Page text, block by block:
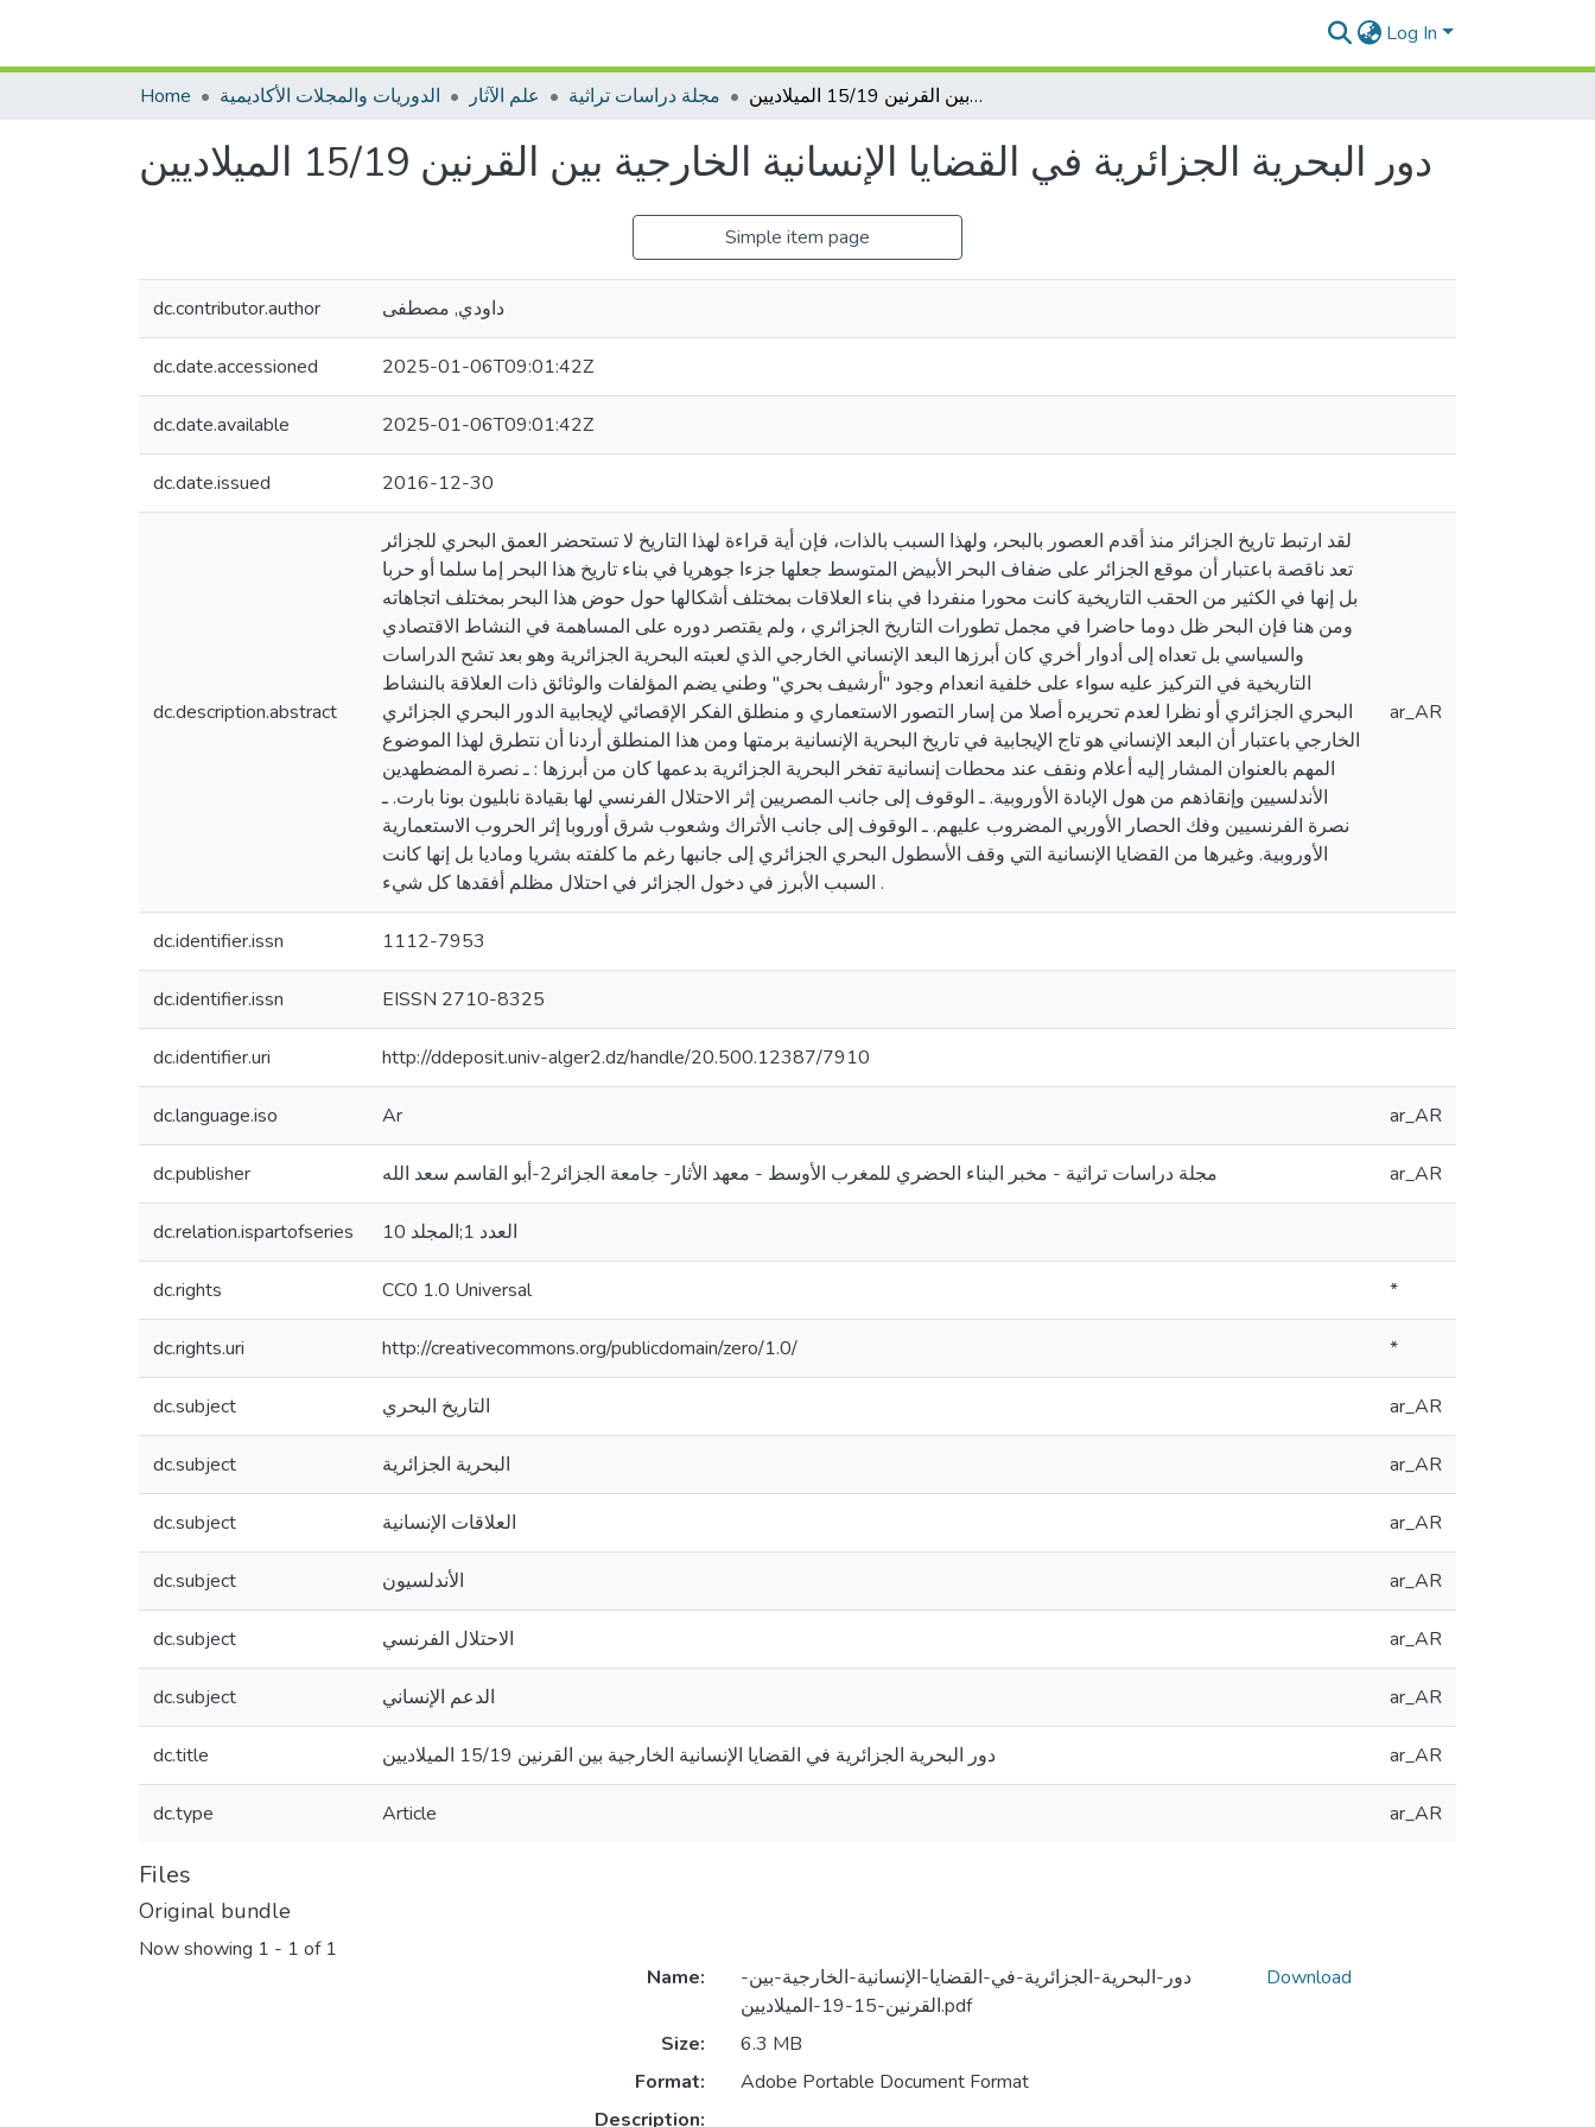
Log In
Home الدوريات والمجلات الأكاديمية علم الآثار مجلة دراسات تراثية دور البحرية الجزائرية في القضايا الإنسانية الخارجية بين القرنين 15/19 الميلاديين
دور البحرية الجزائرية في القضايا الإنسانية الخارجية بين القرنين 15/19 الميلاديين
Simple item page
dc.contributor.author داودي, مصطفى
dc.date.accessioned 2025-01-06T09:01:42Z
dc.date.available 2025-01-06T09:01:42Z
dc.date.issued 2016-12-30
dc.description.abstract
لقد ارتبط تاريخ الجزائر منذ أقدم العصور بالبحر، ولهذا السبب بالذات، فإن أية قراءة لهذا التاريخ لا تستحضر العمق البحري للجزائر
تعد ناقصة باعتبار أن موقع الجزائر على ضفاف البحر الأبيض المتوسط جعلها جزءا جوهريا في بناء تاريخ هذا البحر إما سلما أو حربا
بل إنها في الكثير من الحقب التاريخية كانت محورا منفردا في بناء العلاقات بمختلف أشكالها حول حوض هذا البحر بمختلف اتجاهاته
ومن هنا فإن البحر ظل دوما حاضرا في مجمل تطورات التاريخ الجزائري ، ولم يقتصر دوره على المساهمة في النشاط الاقتصادي
والسياسي بل تعداه إلى أدوار أخري كان أبرزها البعد الإنساني الخارجي الذي لعبته البحرية الجزائرية وهو بعد تشح الدراسات
التاريخية في التركيز عليه سواء على خلفية انعدام وجود "أرشيف بحري" وطني يضم المؤلفات والوثائق ذات العلاقة بالنشاط
البحري الجزائري أو نظرا لعدم تحريره أصلا من إسار التصور الاستعماري و منطلق الفكر الإقصائي لإيجابية الدور البحري الجزائري
الخارجي باعتبار أن البعد الإنساني هو تاج الإيجابية في تاريخ البحرية الإنسانية برمتها ومن هذا المنطلق أردنا أن نتطرق لهذا الموضوع
المهم بالعنوان المشار إليه أعلام ونقف عند محطات إنسانية تفخر البحرية الجزائرية بدعمها كان من أبرزها : ـ نصرة المضطهدين
الأندلسيين وإنقاذهم من هول الإبادة الأوروبية. ـ الوقوف إلى جانب المصريين إثر الاحتلال الفرنسي لها بقيادة نابليون بونا بارت. ـ
نصرة الفرنسيين وفك الحصار الأوربي المضروب عليهم. ـ الوقوف إلى جانب الأتراك وشعوب شرق أوروبا إثر الحروب الاستعمارية
الأوروبية. وغيرها من القضايا الإنسانية التي وقف الأسطول البحري الجزائري إلى جانبها رغم ما كلفته بشريا وماديا بل إنها كانت
السبب الأبرز في دخول الجزائر في احتلال مظلم أفقدها كل شيء .
ar_AR
dc.identifier.issn 1112-7953
dc.identifier.issn EISSN 2710-8325
dc.identifier.uri http://ddeposit.univ-alger2.dz/handle/20.500.12387/7910
dc.language.iso Ar ar_AR
dc.publisher مجلة دراسات تراثية - مخبر البناء الحضري للمغرب الأوسط - معهد الأثار- جامعة الجزائر2-أبو القاسم سعد الله ar_AR
dc.relation.ispartofseries العدد 1;المجلد 10
dc.rights CC0 1.0 Universal *
dc.rights.uri http://creativecommons.org/publicdomain/zero/1.0/ *
dc.subject التاريخ البحري ar_AR
dc.subject البحرية الجزائرية ar_AR
dc.subject العلاقات الإنسانية ar_AR
dc.subject الأندلسيون ar_AR
dc.subject الاحتلال الفرنسي ar_AR
dc.subject الدعم الإنساني ar_AR
dc.title دور البحرية الجزائرية في القضايا الإنسانية الخارجية بين القرنين 15/19 الميلاديين ar_AR
dc.type Article ar_AR
Files
Original bundle
Now showing 1 - 1 of 1
Name:
دور-البحرية-الجزائرية-في-القضايا-الإنسانية-الخارجية-بين-
القرنين-15-19-الميلاديين.pdf
Size:
6.3 MB
Format:
Adobe Portable Document Format
Description:
Download